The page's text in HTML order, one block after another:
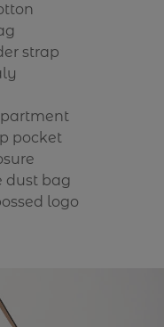
strap
pocket
dust bag
logo